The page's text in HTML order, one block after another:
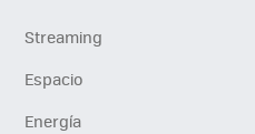
Streaming
Espacio
Energía